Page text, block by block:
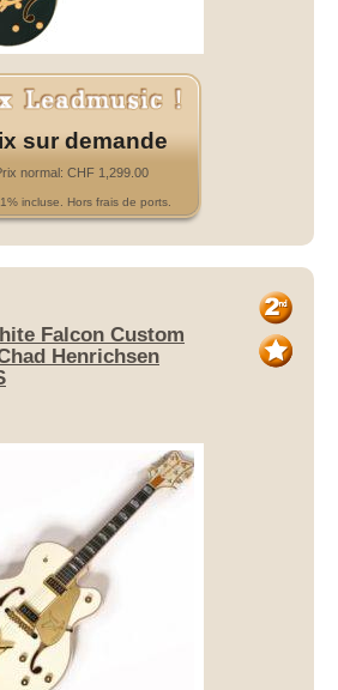
sur demande
normal: CHF 1,299.00
incluse. Hors frais de ports.
Falcon Custom
Henrichsen